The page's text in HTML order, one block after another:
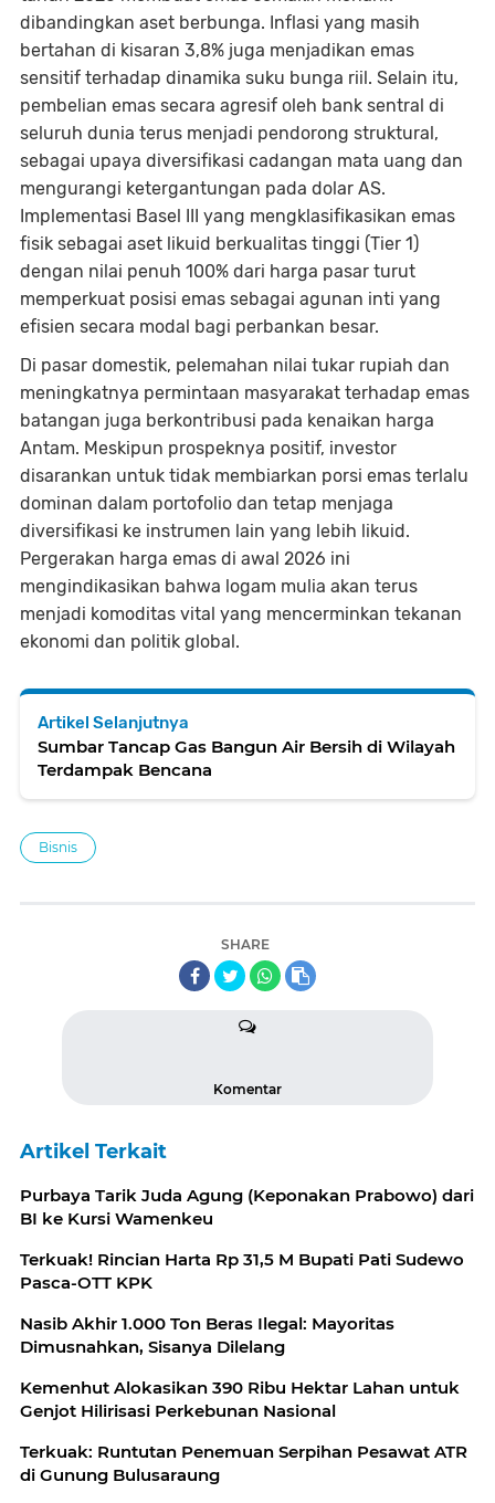
dibandingkan aset berbunga. Inflasi yang masih
bertahan di kisaran 3,8% juga menjadikan emas
sensitif terhadap dinamika suku bunga riil. Selain itu,
pembelian emas secara agresif oleh bank sentral di
seluruh dunia terus menjadi pendorong struktural,
sebagai upaya diversifikasi cadangan mata uang dan
mengurangi ketergantungan pada dolar AS.
Implementasi Basel III yang mengklasifikasikan emas
fisik sebagai aset likuid berkualitas tinggi (Tier 1)
dengan nilai penuh 100% dari harga pasar turut
memperkuat posisi emas sebagai agunan inti yang
efisien secara modal bagi perbankan besar.
Di pasar domestik, pelemahan nilai tukar rupiah dan
meningkatnya permintaan masyarakat terhadap emas
batangan juga berkontribusi pada kenaikan harga
Antam. Meskipun prospeknya positif, investor
disarankan untuk tidak membiarkan porsi emas terlalu
dominan dalam portofolio dan tetap menjaga
diversifikasi ke instrumen lain yang lebih likuid.
Pergerakan harga emas di awal 2026 ini
mengindikasikan bahwa logam mulia akan terus
menjadi komoditas vital yang mencerminkan tekanan
ekonomi dan politik global.
Artikel Selanjutnya
Sumbar Tancap Gas Bangun Air Bersih di Wilayah
Terdampak Bencana
Bisnis
SHARE
Komentar
Artikel Terkait
Purbaya Tarik Juda Agung (Keponakan Prabowo) dari
BI ke Kursi Wamenkeu
Terkuak! Rincian Harta Rp 31,5 M Bupati Pati Sudewo
Pasca-OTT KPK
Nasib Akhir 1.000 Ton Beras Ilegal: Mayoritas
Dimusnahkan, Sisanya Dilelang
Kemenhut Alokasikan 390 Ribu Hektar Lahan untuk
Genjot Hilirisasi Perkebunan Nasional
Terkuak: Runtutan Penemuan Serpihan Pesawat ATR
di Gunung Bulusaraung